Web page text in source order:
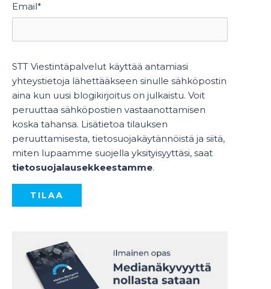
Email*
STT Viestintäpalvelut käyttää antamiasi
yhteystietoja lähettääkseen sinulle sähköpostin
aina kun uusi blogikirjoitus on julkaistu. Voit
peruuttaa sähköpostien vastaanottamisen
koska tahansa. Lisätietoa tilauksen
peruuttamisesta, tietosuojakäytännöistä ja siitä,
miten lupaamme suojella yksityisyyttäsi, saat
tietosuojalausekkeestamme.